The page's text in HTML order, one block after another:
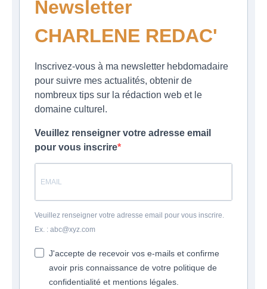
Newsletter
CHARLENE REDAC'
Inscrivez-vous à ma newsletter hebdomadaire
pour suivre mes actualités, obtenir de
nombreux tips sur la rédaction web et le
domaine culturel.
Veuillez renseigner votre adresse email
pour vous inscrire
Veuillez renseigner votre adresse email pour vous inscrire.
Ex. : abc@xyz.com
J'accepte de recevoir vos e-mails et confirme
avoir pris connaissance de votre politique de
confidentialité et mentions légales.